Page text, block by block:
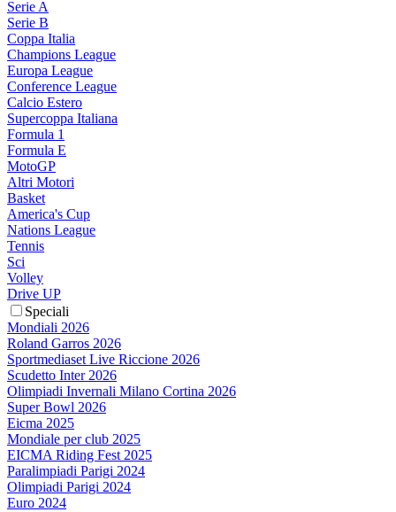
Serie A
Serie B
Coppa Italia
Champions League
Europa League
Conference League
Calcio Estero
Supercoppa Italiana
Formula 1
Formula E
MotoGP
Altri Motori
Basket
America's Cup
Nations League
Tennis
Sci
Volley
Drive UP
Speciali
Mondiali 2026
Roland Garros 2026
Sportmediaset Live Riccione 2026
Scudetto Inter 2026
Olimpiadi Invernali Milano Cortina 2026
Super Bowl 2026
Eicma 2025
Mondiale per club 2025
EICMA Riding Fest 2025
Paralimpiadi Parigi 2024
Olimpiadi Parigi 2024
Euro 2024